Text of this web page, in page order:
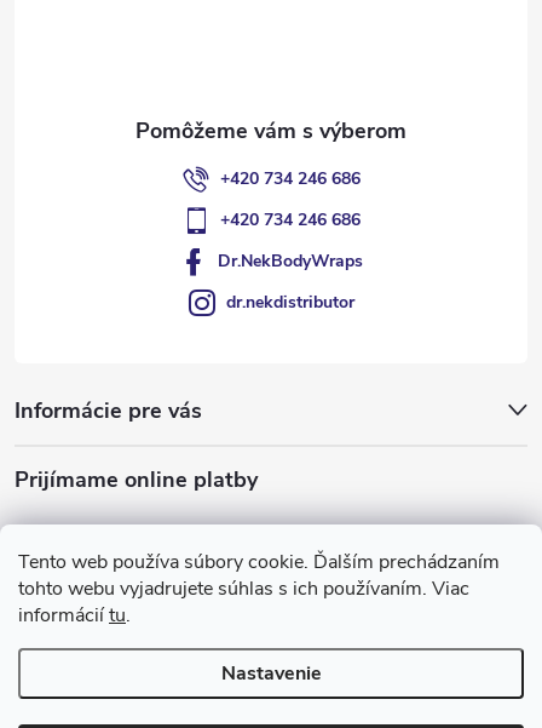
Tento web používa súbory cookie. Ďalším prechádzaním
tohto webu vyjadrujete súhlas s ich používaním. Viac
informáciítu.
Nastavenie
+420 734 246 686
+420 734 246 686
Dr.NekBodyWraps
dr.nekdistributor
Informácie pre vás
Prijímame online platby